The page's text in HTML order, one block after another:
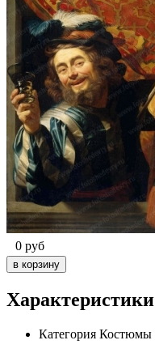
0 руб
Характеристики
Категория Костюмы